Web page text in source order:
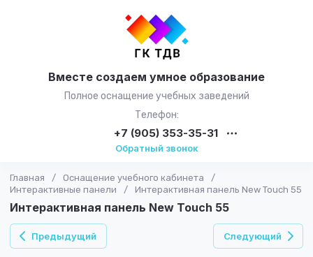
Вместе создаем умное образование
Полное оснащение учебных заведений
Телефон:
+7 (905) 353-35-31
Обратный звонок
Главная / Оснащение учебного кабинета
/
Интерактивные панели
/ Интерактивная панель New Touch 55
Интерактивная панель New Touch 55
Предыдущий Следующий